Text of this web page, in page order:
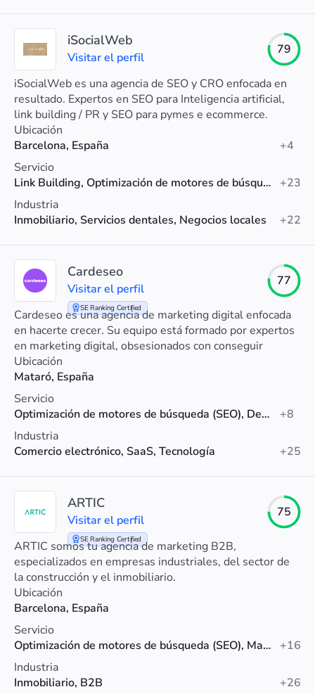
iSocialWeb
Visitar el perfil
79
iSocialWeb es una agencia de SEO y CRO enfocada en
resultado. Expertos en SEO para Inteligencia artificial,
link building / PR y SEO para pymes e ecommerce.
Ubicación
Barcelona, España
+4
Servicio
Link Building, Optimización de motores de búsqueda (SEO), SEO para Shopify
+23
Industria
Inmobiliario, Servicios dentales, Negocios locales
+22
SE Ranking Certified
Cardeseo
Visitar el perfil
77
Cardeseo es una agencia de marketing digital enfocada
en hacerte crecer. Su equipo está formado por expertos
en marketing digital, obsesionados con conseguir
resultados para sus clientes
Ubicación
Mataró, España
Servicio
Optimización de motores de búsqueda (SEO), Desarrollo web, Marketing en redes sociales
+8
Industria
Comercio electrónico, SaaS, Tecnología
+25
SE Ranking Certified
ARTIC
Visitar el perfil
75
ARTIC somos tu agencia de marketing B2B,
especializados en empresas industriales, del sector de
la construcción y el inmobiliario.
Ubicación
Barcelona, España
Servicio
Optimización de motores de búsqueda (SEO), Marketing digital, Diseño web
+16
Industria
Inmobiliario, B2B
+26